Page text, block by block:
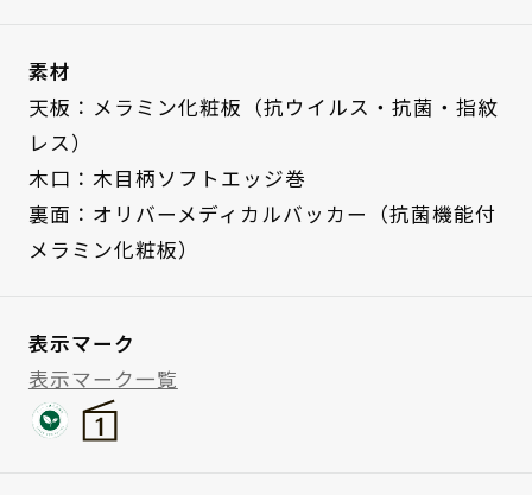
素材
天板：メラミン化粧板（抗ウイルス・抗菌・指紋
レス）
木口：木目柄ソフトエッジ巻
裏面：オリバーメディカルバッカー（抗菌機能付
メラミン化粧板）
表示マーク
表示マーク一覧